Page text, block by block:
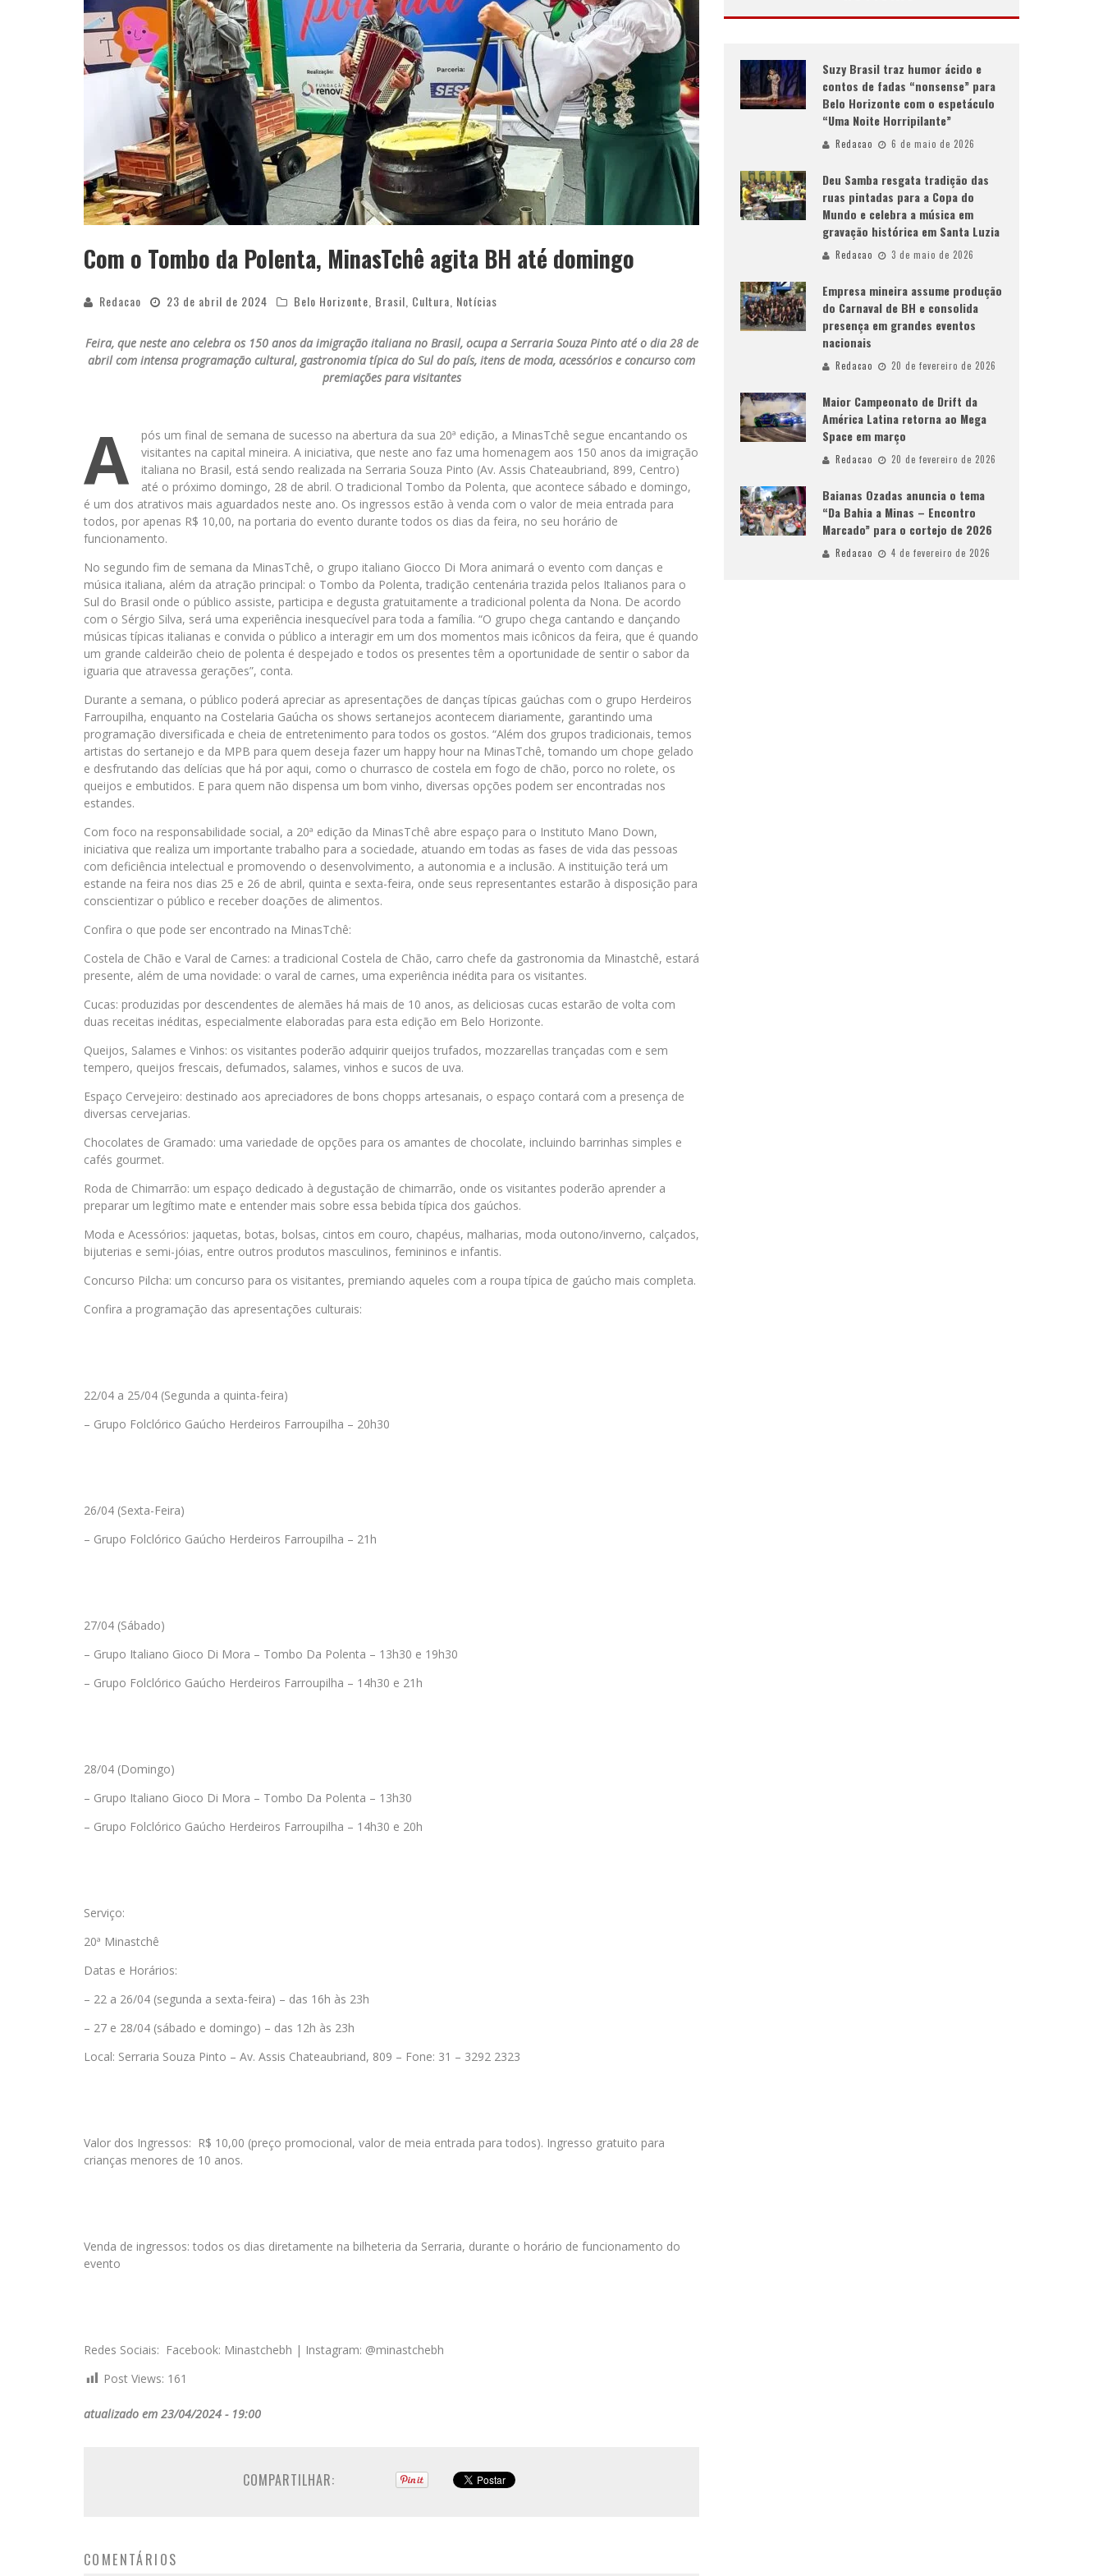
Com o Tombo da Polenta, MinasTchê agita BH até domingo
Redacao 23 de abril de 2024 Belo Horizonte Brasil Cultura Notícias
Feira, que neste ano celebra os 150 anos da imigração italiana no Brasil, ocupa a Serraria Souza Pinto até o dia 28 de
abril com intensa programação cultural, gastronomia típica do Sul do país, itens de moda, acessórios e concurso com
premiações para visitantes
A
pós um final de semana de sucesso na abertura da sua 20ª edição, a MinasTchê segue encantando os
visitantes na capital mineira. A iniciativa, que neste ano faz uma homenagem aos 150 anos da imigração
italiana no Brasil, está sendo realizada na Serraria Souza Pinto (Av. Assis Chateaubriand, 899, Centro)
até o próximo domingo, 28 de abril. O tradicional Tombo da Polenta, que acontece sábado e domingo,
é um dos atrativos mais aguardados neste ano. Os ingressos estão à venda com o valor de meia entrada para
todos, por apenas R$ 10,00, na portaria do evento durante todos os dias da feira, no seu horário de
funcionamento.
No segundo fim de semana da MinasTchê, o grupo italiano Giocco Di Mora animará o evento com danças e
música italiana, além da atração principal: o Tombo da Polenta, tradição centenária trazida pelos Italianos para o
Sul do Brasil onde o público assiste, participa e degusta gratuitamente a tradicional polenta da Nona. De acordo
com o Sérgio Silva, será uma experiência inesquecível para toda a família. “O grupo chega cantando e dançando
músicas típicas italianas e convida o público a interagir em um dos momentos mais icônicos da feira, que é quando
um grande caldeirão cheio de polenta é despejado e todos os presentes têm a oportunidade de sentir o sabor da
iguaria que atravessa gerações”, conta.
Durante a semana, o público poderá apreciar as apresentações de danças típicas gaúchas com o grupo Herdeiros
Farroupilha, enquanto na Costelaria Gaúcha os shows sertanejos acontecem diariamente, garantindo uma
programação diversificada e cheia de entretenimento para todos os gostos. “Além dos grupos tradicionais, temos
artistas do sertanejo e da MPB para quem deseja fazer um happy hour na MinasTchê, tomando um chope gelado
e desfrutando das delícias que há por aqui, como o churrasco de costela em fogo de chão, porco no rolete, os
queijos e embutidos. E para quem não dispensa um bom vinho, diversas opções podem ser encontradas nos
estandes.
Com foco na responsabilidade social, a 20ª edição da MinasTchê abre espaço para o Instituto Mano Down,
iniciativa que realiza um importante trabalho para a sociedade, atuando em todas as fases de vida das pessoas
com deficiência intelectual e promovendo o desenvolvimento, a autonomia e a inclusão. A instituição terá um
estande na feira nos dias 25 e 26 de abril, quinta e sexta-feira, onde seus representantes estarão à disposição para
conscientizar o público e receber doações de alimentos.
Confira o que pode ser encontrado na MinasTchê:
Costela de Chão e Varal de Carnes: a tradicional Costela de Chão, carro chefe da gastronomia da Minastchê, estará
presente, além de uma novidade: o varal de carnes, uma experiência inédita para os visitantes.
Cucas: produzidas por descendentes de alemães há mais de 10 anos, as deliciosas cucas estarão de volta com
duas receitas inéditas, especialmente elaboradas para esta edição em Belo Horizonte.
Queijos, Salames e Vinhos: os visitantes poderão adquirir queijos trufados, mozzarellas trançadas com e sem
tempero, queijos frescais, defumados, salames, vinhos e sucos de uva.
Espaço Cervejeiro: destinado aos apreciadores de bons chopps artesanais, o espaço contará com a presença de
diversas cervejarias.
Chocolates de Gramado: uma variedade de opções para os amantes de chocolate, incluindo barrinhas simples e
cafés gourmet.
Roda de Chimarrão: um espaço dedicado à degustação de chimarrão, onde os visitantes poderão aprender a
preparar um legítimo mate e entender mais sobre essa bebida típica dos gaúchos.
Moda e Acessórios: jaquetas, botas, bolsas, cintos em couro, chapéus, malharias, moda outono/inverno, calçados,
bijuterias e semi-jóias, entre outros produtos masculinos, femininos e infantis.
Concurso Pilcha: um concurso para os visitantes, premiando aqueles com a roupa típica de gaúcho mais completa.
Confira a programação das apresentações culturais:
22/04 a 25/04 (Segunda a quinta-feira)
– Grupo Folclórico Gaúcho Herdeiros Farroupilha – 20h30
26/04 (Sexta-Feira)
– Grupo Folclórico Gaúcho Herdeiros Farroupilha – 21h
27/04 (Sábado)
– Grupo Italiano Gioco Di Mora – Tombo Da Polenta – 13h30 e 19h30
– Grupo Folclórico Gaúcho Herdeiros Farroupilha – 14h30 e 21h
28/04 (Domingo)
– Grupo Italiano Gioco Di Mora – Tombo Da Polenta – 13h30
– Grupo Folclórico Gaúcho Herdeiros Farroupilha – 14h30 e 20h
Serviço:
20ª Minastchê
Datas e Horários:
– 22 a 26/04 (segunda a sexta-feira) – das 16h às 23h
– 27 e 28/04 (sábado e domingo) – das 12h às 23h
Local: Serraria Souza Pinto – Av. Assis Chateaubriand, 809 – Fone: 31 – 3292 2323
Valor dos Ingressos: R$ 10,00 (preço promocional, valor de meia entrada para todos). Ingresso gratuito para
crianças menores de 10 anos.
Venda de ingressos: todos os dias diretamente na bilheteria da Serraria, durante o horário de funcionamento do
evento
Redes Sociais: Facebook: Minastchebh | Instagram: @minastchebh
Post Views: 161
atualizado em 23/04/2024 - 19:00
COMPARTILHAR:
COMENTÁRIOS
Suzy Brasil traz humor ácido e
contos de fadas “nonsense” para
Belo Horizonte com o espetáculo
“Uma Noite Horripilante”
Redacao 6 de maio de 2026
Deu Samba resgata tradição das
ruas pintadas para a Copa do
Mundo e celebra a música em
gravação histórica em Santa Luzia
Redacao 3 de maio de 2026
Empresa mineira assume produção
do Carnaval de BH e consolida
presença em grandes eventos
nacionais
Redacao 20 de fevereiro de 2026
Maior Campeonato de Drift da
América Latina retorna ao Mega
Space em março
Redacao 20 de fevereiro de 2026
Baianas Ozadas anuncia o tema
“Da Bahia a Minas – Encontro
Marcado” para o cortejo de 2026
Redacao 4 de fevereiro de 2026